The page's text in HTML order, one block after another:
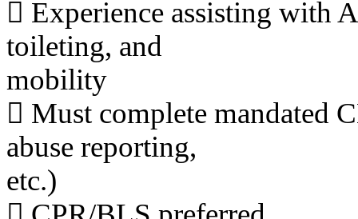
 Experience assisting with
toileting, and
mobility
 Must complete mandated
abuse reporting,
etc.)